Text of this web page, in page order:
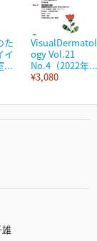
た
イ
...
VisualDermatol
ogy Vol.21
No.4（2022年...
¥3,080